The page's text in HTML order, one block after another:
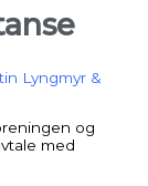
Lyngmyr &
og
med